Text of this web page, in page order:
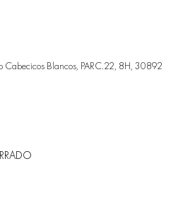
Cabecicos Blancos, PARC.22, 8H, 30892